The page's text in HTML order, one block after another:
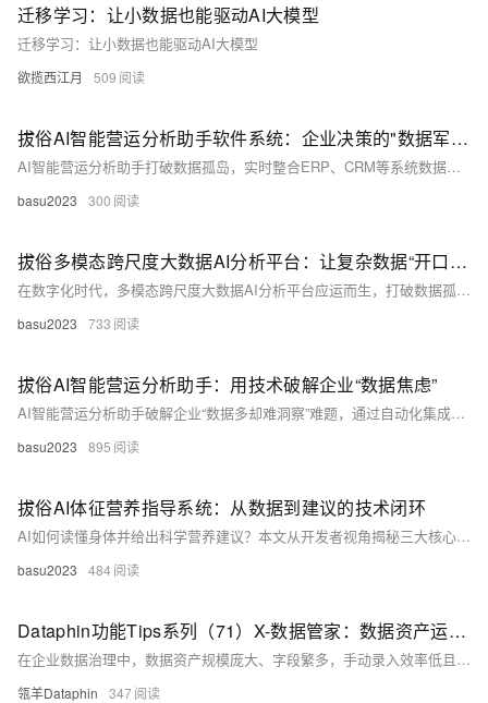
迁移学习：让小数据也能驱动AI大模型
迁移学习：让小数据也能驱动AI大模型
欲揽西江月 509
拔俗AI智能营运分析助手软件系统：企业决策的"数据军师"，让经营从"拍脑袋"变"精准导航"
AI智能营运分析助手打破数据孤岛，实时整合ERP、CRM等系统数据，自动生成报表、智能预警与可视化决策建议，助力企业从“经验驱动”迈向“数据驱动”，提升决策效率，降低运营成本，精准把握市场先机。（238字）
basu2023 300
拔俗多模态跨尺度大数据AI分析平台：让复杂数据“开口说话”的智能引擎
在数字化时代，多模态跨尺度大数据AI分析平台应运而生，打破数据孤岛，融合图像、文本、视频等多源信息，贯通微观与宏观尺度，实现智能诊断、预测与决策，广泛应用于医疗、制造、金融等领域，推动AI从“看懂”到“会思考”的跃迁。
basu2023 733
拔俗AI智能营运分析助手：用技术破解企业“数据焦虑”
AI智能营运分析助手破解企业“数据多却难洞察”难题，通过自动化集成、定制化模型、可视化输出，助力中小企业实现低门槛数据驱动决策，提升营运效率与精准度。
basu2023 895
拔俗AI体征营养指导系统：从数据到建议的技术闭环
AI如何读懂身体并给出科学营养建议？本文从开发者视角揭秘三大核心技术：多源异构数据融合，构建个性化推荐引擎，以及反馈驱动的持续学习系统。通过打通“感知-决策-反馈”闭环，AI真正实现千人千面的动态营养指导，成为可进化的健康伙伴。（238字）
basu2023 484
Dataphin功能Tips系列（71）X-数据管家：数据资产运营的「AI外挂」
在企业数据治理中，数据资产规模庞大、字段繁多，手动录入效率低且易出错。Dataphin推出「X-数据管家」，利用大模型智能生成标签、描述及字段类型等信息，支持一键批量上架，大幅提升资产运营效率。
瓴羊Dataphin 347